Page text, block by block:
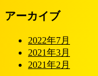
アーカイブ
2022年7月
2021年3月
2021年2月